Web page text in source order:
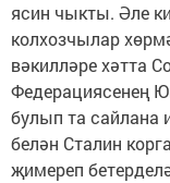
ясин чыкты. Әле
колхозчылар
вәкилләре хәтта
Федерациясенең
булып та сайлана
белән Сталин
җимереп